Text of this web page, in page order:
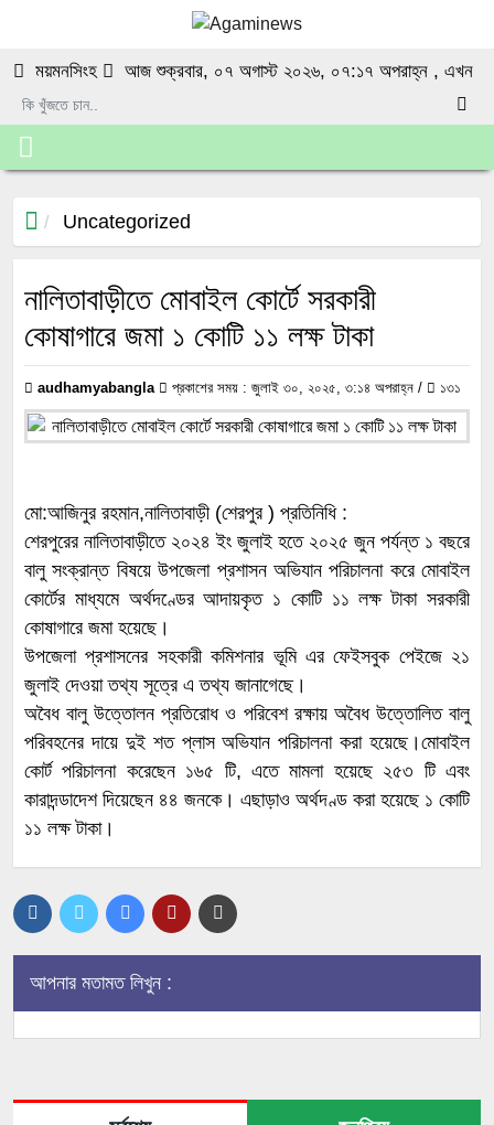
ময়মনসিংহ আজ শুক্রবার, ০৭ অগাস্ট ২০২৬, ০৭:১৭ অপরাহ্ন , এখন
Uncategorized
নালিতাবাড়ীতে মোবাইল কোর্টে সরকারী
কোষাগারে জমা ১ কোটি ১১ লক্ষ টাকা
audhamyabangla প্রকাশের সময় : জুলাই ৩০, ২০২৫, ৩:১৪ অপরাহ্ন / ১৩১
মো:আজিনুর রহমান,নালিতাবাড়ী (শেরপুর ) প্রতিনিধি :
শেরপুরের নালিতাবাড়ীতে ২০২৪ ইং জুলাই হতে ২০২৫ জুন পর্যন্ত ১ বছরে
বালু সংক্রান্ত বিষয়ে উপজেলা প্রশাসন অভিযান পরিচালনা করে মোবাইল
কোর্টের মাধ্যমে অর্থদণ্ডের আদায়কৃত ১ কোটি ১১ লক্ষ টাকা সরকারী
কোষাগারে জমা হয়েছে।
উপজেলা প্রশাসনের সহকারী কমিশনার ভূমি এর ফেইসবুক পেইজে ২১
জুলাই দেওয়া তথ্য সূত্রে এ তথ্য জানাগেছে।
অবৈধ বালু উত্তোলন প্রতিরোধ ও পরিবেশ রক্ষায় অবৈধ উত্তোলিত বালু
পরিবহনের দায়ে দুই শত প্লাস অভিযান পরিচালনা করা হয়েছে।মোবাইল
কোর্ট পরিচালনা করেছেন ১৬৫ টি, এতে মামলা হয়েছে ২৫৩ টি এবং
কারাদন্ডাদেশ দিয়েছেন ৪৪ জনকে। এছাড়াও অর্থদণ্ড করা হয়েছে ১ কোটি
১১ লক্ষ টাকা।
আপনার মতামত লিখুন :